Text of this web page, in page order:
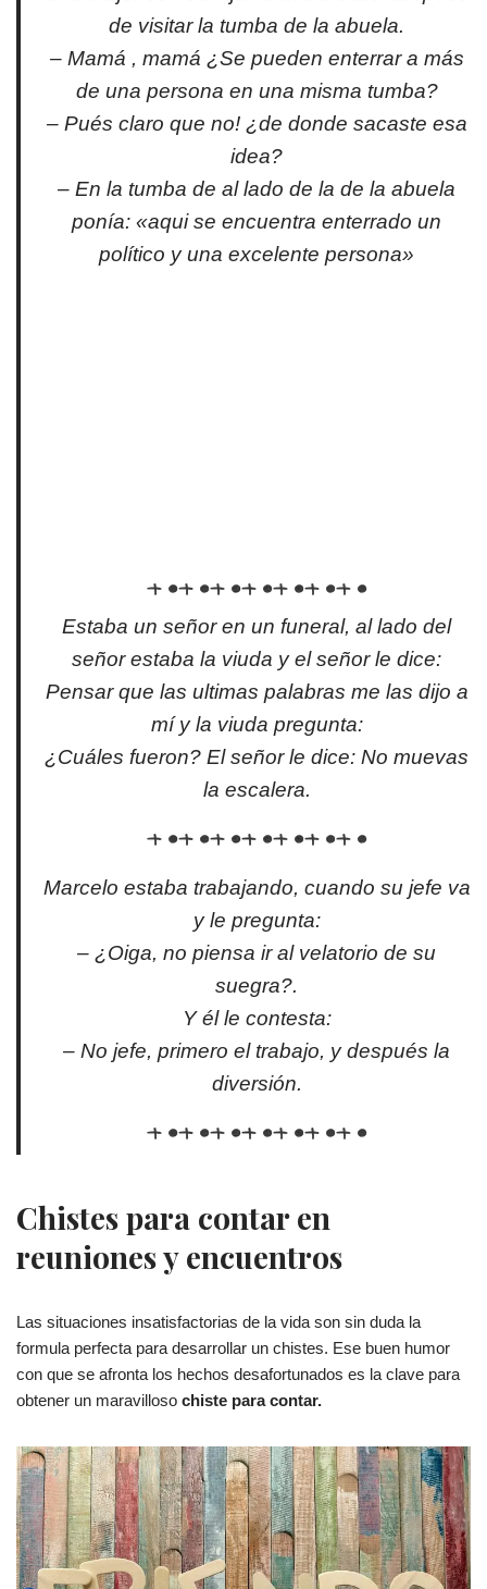
de visitar la tumba de la abuela.
– Mamá , mamá ¿Se pueden enterrar a más
de una persona en una misma tumba?
– Pués claro que no! ¿de donde sacaste esa
idea?
– En la tumba de al lado de la de la abuela
ponía: «aqui se encuentra enterrado un
político y una excelente persona»
Estaba un señor en un funeral, al lado del
señor estaba la viuda y el señor le dice:
Pensar que las ultimas palabras me las dijo a
mí y la viuda pregunta:
¿Cuáles fueron? El señor le dice: No muevas
la escalera.
Marcelo estaba trabajando, cuando su jefe va
y le pregunta:
– ¿Oiga, no piensa ir al velatorio de su
suegra?.
Y él le contesta:
– No jefe, primero el trabajo, y después la
diversión.
Chistes para contar en
reuniones y encuentros
Las situaciones insatisfactorias de la vida son sin duda la
formula perfecta para desarrollar un chistes. Ese buen humor
con que se afronta los hechos desafortunados es la clave para
obtener un maravilloso chiste para contar.